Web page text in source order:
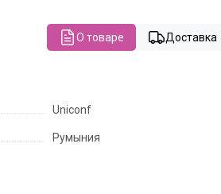
О товаре Доставка
Uniconf
Румыния